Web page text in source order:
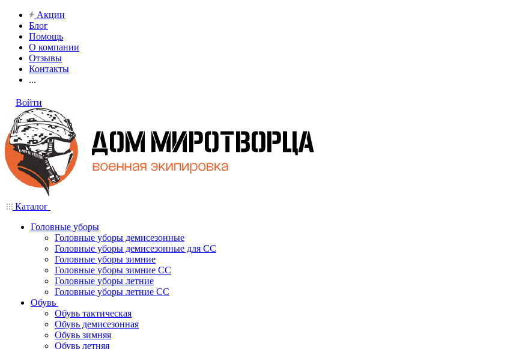
Акции
Блог
Помощь
О компании
Отзывы
Контакты
...
Войти
Каталог
Головные уборы
Головные уборы демисезонные
Головные уборы демисезонные для СС
Головные уборы зимние
Головные уборы зимние СС
Головные уборы летние
Головные уборы летние СС
Обувь
Обувь тактическая
Обувь демисезонная
Обувь зимняя
Обувь летняя